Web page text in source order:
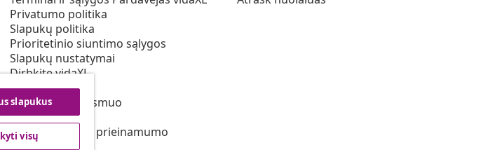
Privatumo politika
Slapukų politika
Prioritetinio siuntimo sąlygos
Slapukų nustatymai
Dirbkite vidaXL
Saugumo
ES atsakingas asmuo
EPR politiką
Pareiškimas dėl prieinamumo
slapukus
visų